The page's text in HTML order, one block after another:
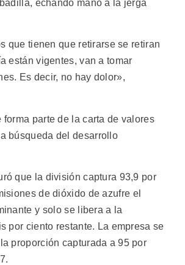
echando mano a la jerga
que tienen que retirarse se retiran
están vigentes, van a tomar
Es decir, no hay dolor»,
forma parte de la carta de valores
búsqueda del desarrollo
que la división captura 93,9 por
de dióxido de azufre el
y solo se libera a la
por ciento restante. La empresa se
proporción capturada a 95 por